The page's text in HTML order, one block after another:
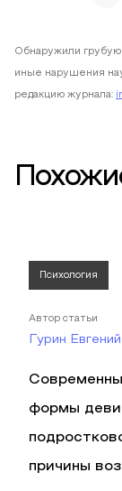
Обнаружили грубую
иные нарушения
редакцию журнала:
Психология
Автор статьи
Гурин
формы
причины